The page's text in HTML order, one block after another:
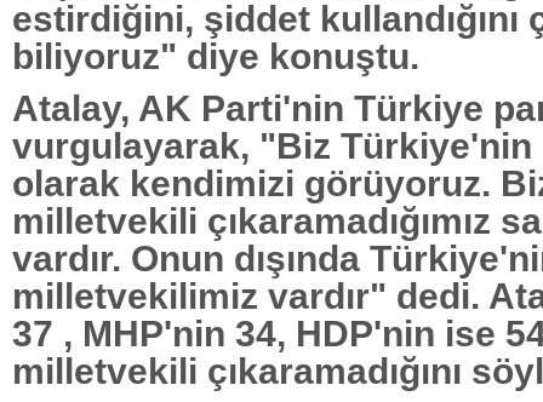
estirdiğini, şiddet kullandığını
biliyoruz" diye konuştu.
Atalay, AK Parti'nin Türkiye
vurgulayarak, "Biz Türkiye'nin
olarak kendimizi görüyoruz.
milletvekili çıkaramadığımız
vardır. Onun dışında
milletvekilimiz vardır" dedi.
37 , MHP'nin 34, HDP'nin ise
milletvekili çıkaramadığını